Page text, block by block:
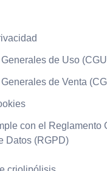
de Uso
de Venta
con el Reglamento
Datos (RGPD)